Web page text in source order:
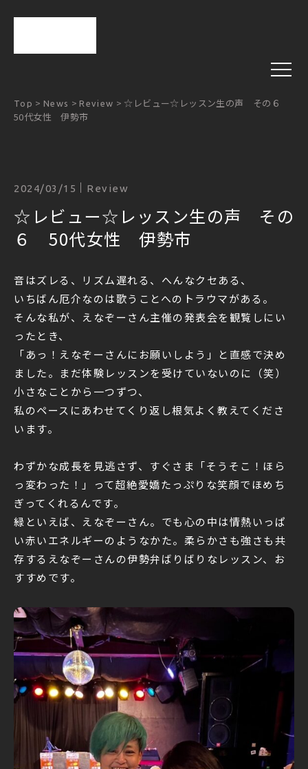
Top >News >Review > ☆レビュー☆レッスン生の声 その６
50代女性 伊勢市
2024/03/15 Review
☆レビュー☆レッスン生の声 その
６ 50代女性 伊勢市
音はズレる、リズム遅れる、へんなクセある、
いちばん厄介なのは歌うことへのトラウマがある。
そんな私が、えなぞーさん主催の発表会を観覧しにい
ったとき、
「あっ！えなぞーさんにお願いしよう」と直感で決め
ました。まだ体験レッスンを受けていないのに（笑）
小さなことから一つずつ、
私のペースにあわせてくり返し根気よく教えてくださ
います。
わずかな成長を見逃さず、すぐさま「そうそこ！ほら
っ変わった！」って超絶愛嬌たっぷりな笑顔でほめち
ぎってくれるんです。
緑といえば、えなぞーさん。でも心の中は情熱いっぱ
い赤いエネルギーのようなかた。柔らかさも強さも共
存するえなぞーさんの伊勢弁ばりばりなレッスン、お
すすめです。